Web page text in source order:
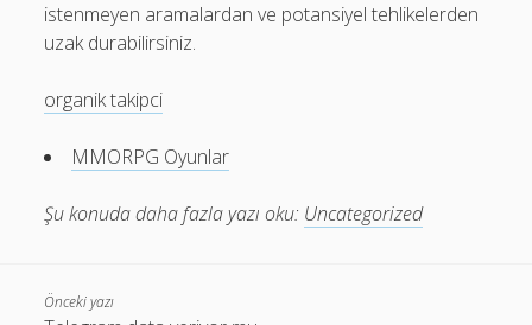
istenmeyen aramalardan ve potansiyel tehlikelerden
uzak durabilirsiniz.
organik takipci
MMORPG Oyunlar
Şu konuda daha fazla yazı oku: Uncategorized
Önceki yazı